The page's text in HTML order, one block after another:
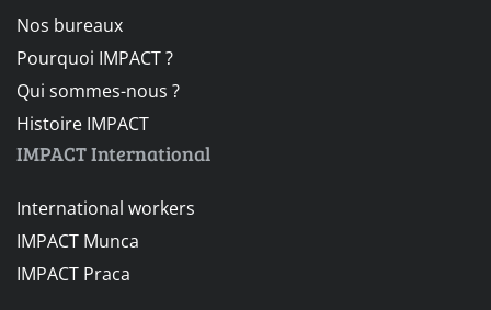
Nos bureaux
Pourquoi IMPACT ?
Qui sommes-nous ?
Histoire IMPACT
IMPACT International
International workers
IMPACT Munca
IMPACT Praca